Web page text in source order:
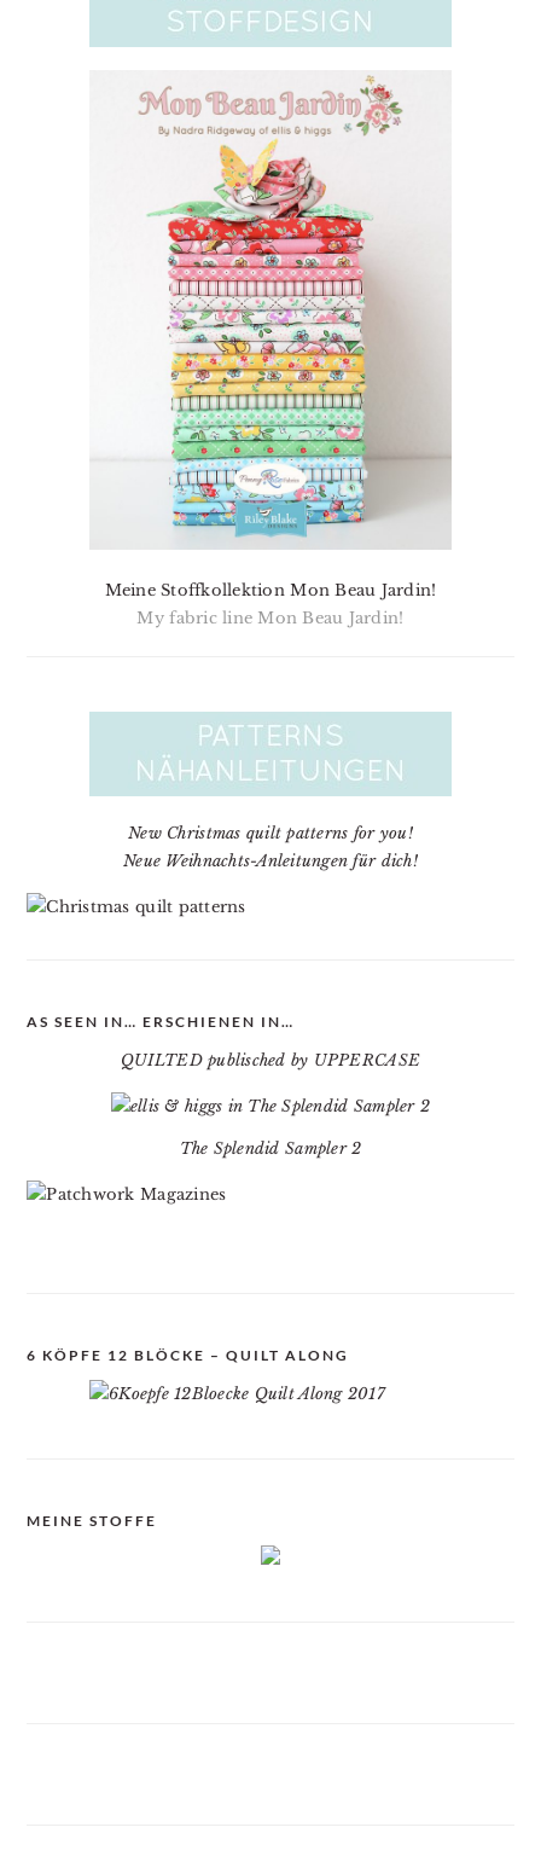
Meine Stoffkollektion Mon Beau Jardin!
My fabric line Mon Beau Jardin!
New Christmas quilt patterns for you!
Neue Weihnachts-Anleitungen für dich!
AS SEEN IN… ERSCHIENEN IN…
QUILTED publisched by UPPERCASE
The Splendid Sampler 2
6 KÖPFE 12 BLÖCKE – QUILT ALONG
MEINE STOFFE